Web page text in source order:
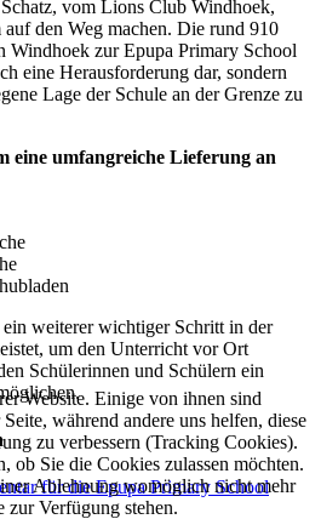
vom Lions Club Windhoek,
auf den Weg machen. Die rund 910
Windhoek zur Epupa Primary School
eine Herausforderung dar, sondern
Lage der Schule an der Grenze zu
eine umfangreiche Lieferung an
weiterer wichtiger Schritt in der
um den Unterricht vor Ort
Schülerinnen und Schülern ein
Website. Einige von ihnen sind
während andere uns helfen, diese
zu verbessern (Tracking Cookies).
ob Sie die Cookies zulassen möchten.
Ablehnung womöglich nicht mehr
zur Verfügung stehen.